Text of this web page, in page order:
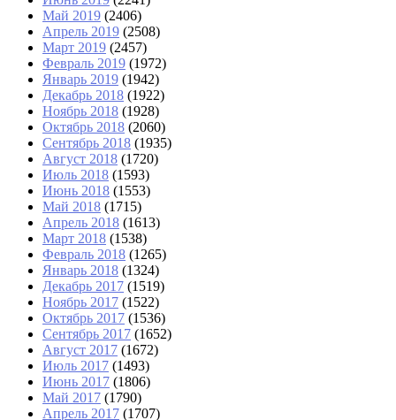
Май 2019 (2406)
Апрель 2019 (2508)
Март 2019 (2457)
Февраль 2019 (1972)
Январь 2019 (1942)
Декабрь 2018 (1922)
Ноябрь 2018 (1928)
Октябрь 2018 (2060)
Сентябрь 2018 (1935)
Август 2018 (1720)
Июль 2018 (1593)
Июнь 2018 (1553)
Май 2018 (1715)
Апрель 2018 (1613)
Март 2018 (1538)
Февраль 2018 (1265)
Январь 2018 (1324)
Декабрь 2017 (1519)
Ноябрь 2017 (1522)
Октябрь 2017 (1536)
Сентябрь 2017 (1652)
Август 2017 (1672)
Июль 2017 (1493)
Июнь 2017 (1806)
Май 2017 (1790)
Апрель 2017 (1707)